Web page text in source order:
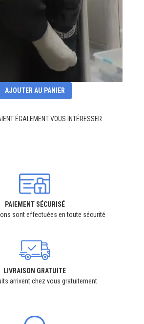
AJOUTER AU PANIER
ÉGALEMENT VOUS INTÉRESSER
PAIEMENT SÉCURISÉ
sont effectuées en toute sécurité
LIVRAISON GRATUITE
arrivent chez vous gratuitement